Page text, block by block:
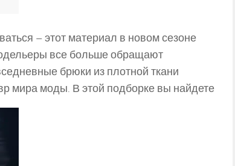
– этот материал в новом сезоне
все больше обращают
брюки из плотной ткани
мира моды. В этой подборке вы найдете